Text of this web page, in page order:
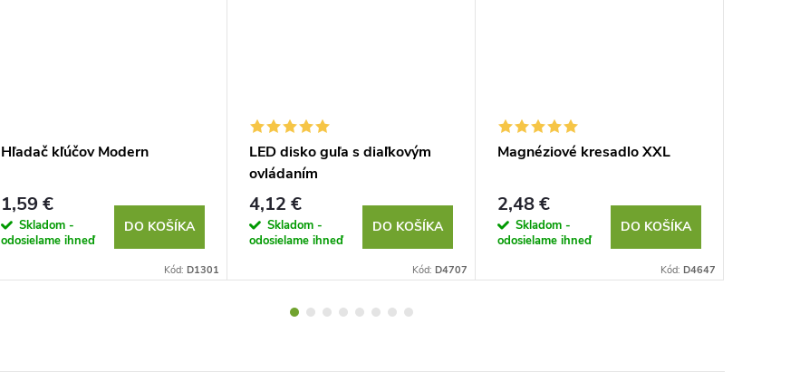
Hľadač kľúčov Modern
1,59 €
Skladom -
odosielame ihneď
DO KOŠÍKA
Kód: D1301
LED disko guľa s diaľkovým
ovládaním
4,12 €
Skladom -
odosielame ihneď
DO KOŠÍKA
Kód: D4707
Magnéziové kresadlo XXL
2,48 €
Skladom -
odosielame ihneď
DO KOŠÍKA
Kód: D4647